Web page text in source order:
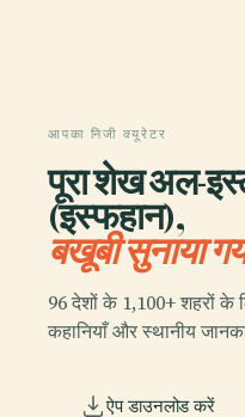
आपका निजी क्यूरेटर
पूरा शेख अल-
(इस्फहान),
बखूबी सुनाया
96 देशों के 1,100+ शहरों के
कहानियाँ और स्थानीय
ऐप डाउनलोड करें